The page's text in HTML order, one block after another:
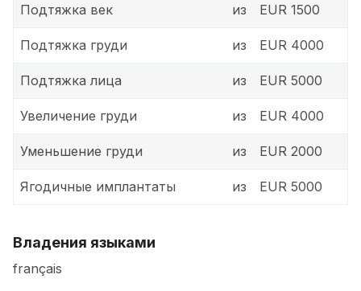
Подтяжка век из EUR 1500
Подтяжка груди из EUR 4000
Подтяжка лица из EUR 5000
Увеличение груди из EUR 4000
Уменьшение груди из EUR 2000
Ягодичные имплантаты из EUR 5000
Владения языками
français